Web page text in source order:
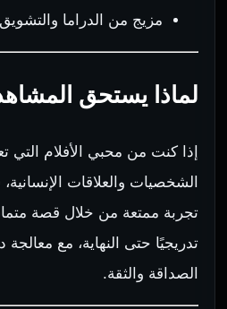
مزيج من الدراما
لماذا يستحق
إذا كنت من محبي الأفلام التي
الشخصيات والعلاقات
تجربة ممتعة من خلال قصة
تدريجيًا حتى النهاية، مع
الصداقة والثقة.